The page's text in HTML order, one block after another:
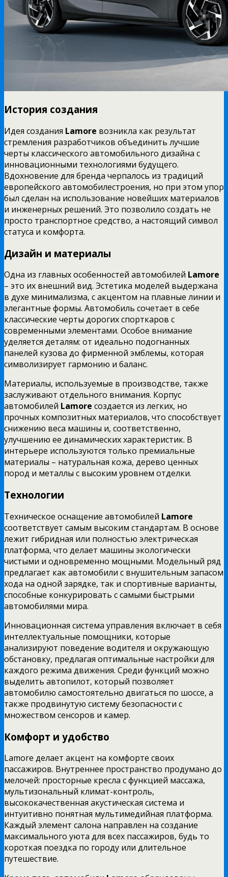
История создания
Идея создания Lamore возникла как результат
стремления разработчиков объединить лучшие
черты классического автомобильного дизайна с
инновационными технологиями будущего.
Вдохновение для бренда черпалось из традиций
европейского автомобилестроения, но при этом упор
был сделан на использование новейших материалов
и инженерных решений. Это позволило создать не
просто транспортное средство, а настоящий символ
статуса и комфорта.
Дизайн и материалы
Одна из главных особенностей автомобилей Lamore
– это их внешний вид. Эстетика моделей выдержана
в духе минимализма, с акцентом на плавные линии и
элегантные формы. Автомобиль сочетает в себе
классические черты дорогих спорткаров с
современными элементами. Особое внимание
уделяется деталям: от идеально подогнанных
панелей кузова до фирменной эмблемы, которая
символизирует гармонию и баланс.
Материалы, используемые в производстве, также
заслуживают отдельного внимания. Корпус
автомобилей Lamore создается из легких, но
прочных композитных материалов, что способствует
снижению веса машины и, соответственно,
улучшению ее динамических характеристик. В
интерьере используются только премиальные
материалы – натуральная кожа, дерево ценных
пород и металлы с высоким уровнем отделки.
Технологии
Техническое оснащение автомобилей Lamore
соответствует самым высоким стандартам. В основе
лежит гибридная или полностью электрическая
платформа, что делает машины экологически
чистыми и одновременно мощными. Модельный ряд
предлагает как автомобили с внушительным запасом
хода на одной зарядке, так и спортивные варианты,
способные конкурировать с самыми быстрыми
автомобилями мира.
Инновационная система управления включает в себя
интеллектуальные помощники, которые
анализируют поведение водителя и окружающую
обстановку, предлагая оптимальные настройки для
каждого режима движения. Среди функций можно
выделить автопилот, который позволяет
автомобилю самостоятельно двигаться по шоссе, а
также продвинутую систему безопасности с
множеством сенсоров и камер.
Комфорт и удобство
Lamore делает акцент на комфорте своих
пассажиров. Внутреннее пространство продумано до
мелочей: просторные кресла с функцией массажа,
мультизональный климат-контроль,
высококачественная акустическая система и
интуитивно понятная мультимедийная платформа.
Каждый элемент салона направлен на создание
максимального уюта для всех пассажиров, будь то
короткая поездка по городу или длительное
путешествие.